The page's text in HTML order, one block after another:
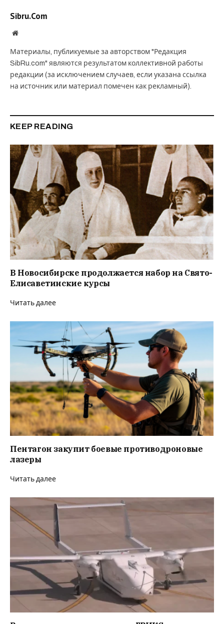
Sibru.Com
Website
Материалы, публикуемые за авторством "Редакция
SibRu.com" являются результатом коллективной работы
редакции (за исключением случаев, если указана ссылка
на источник или материал помечен как рекламный).
KEEP READING
В Новосибирске продолжается набор на Свято-
Елисаветинские курсы
Читать далее
Пентагон закупит боевые противодроновые
лазеры
Читать далее